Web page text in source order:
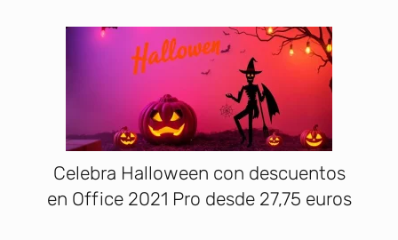
Celebra Halloween con descuentos
en Office 2021 Pro desde 27,75 euros